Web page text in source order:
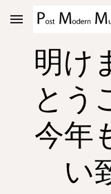
Skip to main content
明け
とう
今年
い